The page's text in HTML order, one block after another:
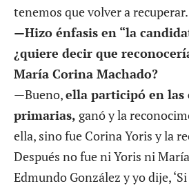
tenemos que volver a recuperar.
—Hizo énfasis en “la
¿quiere decir que
María Corina Machado?
—Bueno,ella participó en las
primarias, ganó y la
ella, sino fue Corina Yoris y la
Después no fue ni Yoris ni
Edmundo González y yo dije,